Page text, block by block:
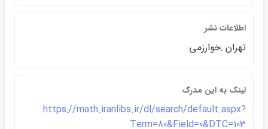
اطلاعات نشر
تهران :خوارزمي
لينک به اين مدرک
https://math.iranlibs.ir/dl/search/default.aspx?
Term=80&Field=0&DTC=103